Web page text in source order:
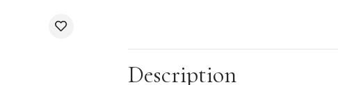
Description